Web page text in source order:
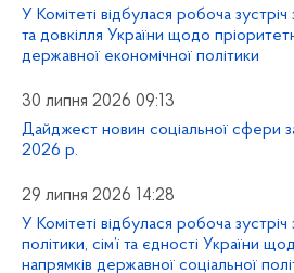
У Комітеті відбулася робоча
та довкілля України щодо
державної економічної політики
30 липня 2026 09:13
Дайджест новин соціальної сфери
2026 р.
29 липня 2026 14:28
У Комітеті відбулася робоча зустріч
політики, сім’ї та єдності України
напрямків державної соціальної